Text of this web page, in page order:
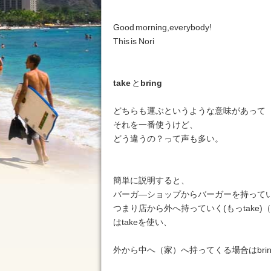
Good morning,everybody!
This is Nori
take と bring
どちらも運ぶというような意味があって
それを一番使うけど、
どう違うの？って声も多い。
簡単に説明すると、
バーガ―ショップからバーガーを持って
つまり店から外へ持っていく(もっtake)（
はtakeを使い、
外から中へ（家）へ持ってくる場合は